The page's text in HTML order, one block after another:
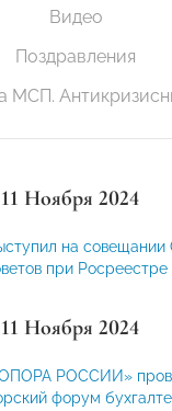
Видео
Поздравления
МСП.
11 Ноября 2024
на
при Росреестре
11 Ноября 2024
РОССИИ»
форум